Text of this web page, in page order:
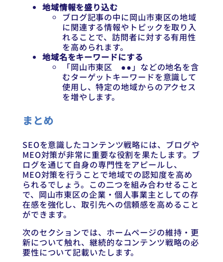
地域情報を盛り込む
ブログ記事の中に岡山市東区の地域
に関連する情報やトピックを取り入
れることで、訪問者に対する有用性
を高められます。
地域名をキーワードにする
「岡山市東区 ●●」などの地名を含
むターゲットキーワードを意識して
使用し、特定の地域からのアクセス
を増やします。
まとめ
SEOを意識したコンテンツ戦略には、ブログや
MEO対策が非常に重要な役割を果たします。ブ
ログを通じて自身の専門性をアピールし、
MEO対策を行うことで地域での認知度を高め
られるでしょう。この二つを組み合わせること
で、岡山市東区の企業・個人事業主としての存
在感を強化し、取引先への信頼感を高めること
ができます。
次のセクションでは、ホームページの維持・更
新について触れ、継続的なコンテンツ戦略の必
要性について記載いたします。